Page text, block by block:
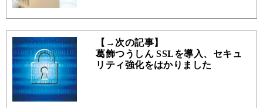
【→次の記事】
葛飾つうしん SSLを導入、セキュ
リティ強化をはかりました